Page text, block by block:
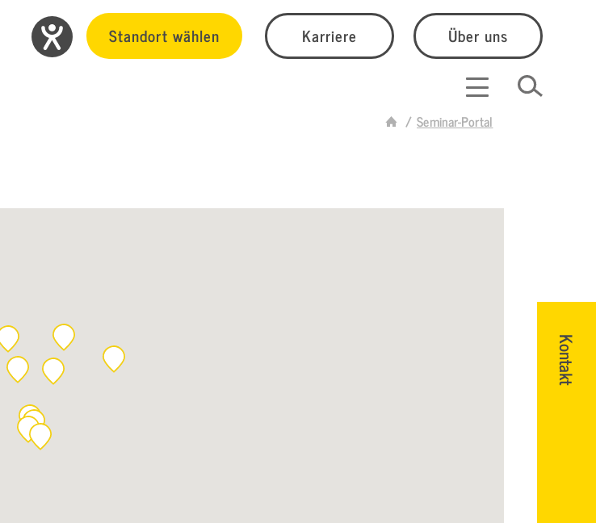
Standort wählen Karriere Über uns
Seminar-Portal
Kontakt